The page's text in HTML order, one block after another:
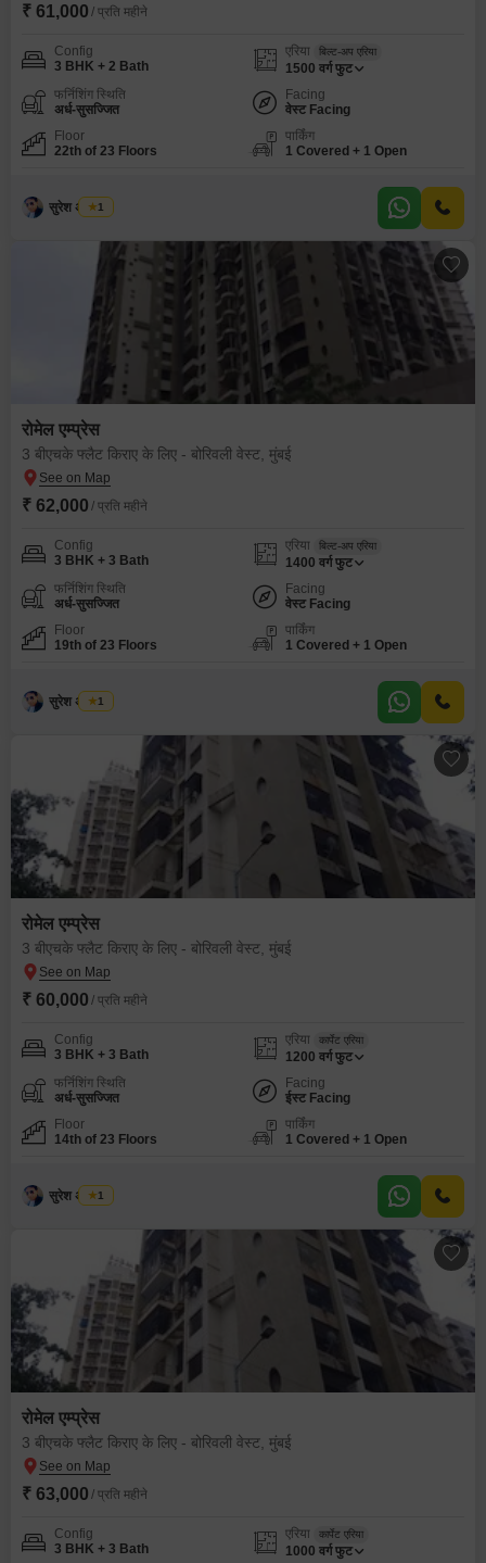
₹ 61,000 / प्रति महीने
Config
3 BHK + 2 Bath
एरिया बिल्ट-अप एरिया
1500 वर्ग फुट
फर्निशिंग स्थिति
अर्ध-सुसज्जित
Facing
वेस्ट Facing
Floor
22th of 23 Floors
पार्किंग
1 Covered + 1 Open
सुरेश अ तायडे
1
रोमेल एम्प्रेस
3 बीएचके फ्लैट किराए के लिए - बोरिवली वेस्ट, मुंबई
₹ 62,000 / प्रति महीने
Config
3 BHK + 3 Bath
एरिया बिल्ट-अप एरिया
1400 वर्ग फुट
फर्निशिंग स्थिति
अर्ध-सुसज्जित
Facing
वेस्ट Facing
Floor
19th of 23 Floors
पार्किंग
1 Covered + 1 Open
सुरेश अ तायडे
1
रोमेल एम्प्रेस
3 बीएचके फ्लैट किराए के लिए - बोरिवली वेस्ट, मुंबई
₹ 60,000 / प्रति महीने
Config
3 BHK + 3 Bath
एरिया कार्पेट एरिया
1200 वर्ग फुट
फर्निशिंग स्थिति
अर्ध-सुसज्जित
Facing
ईस्ट Facing
Floor
14th of 23 Floors
पार्किंग
1 Covered + 1 Open
सुरेश अ तायडे
1
रोमेल एम्प्रेस
3 बीएचके फ्लैट किराए के लिए - बोरिवली वेस्ट, मुंबई
₹ 63,000 / प्रति महीने
Config
3 BHK + 3 Bath
एरिया कार्पेट एरिया
1000 वर्ग फुट